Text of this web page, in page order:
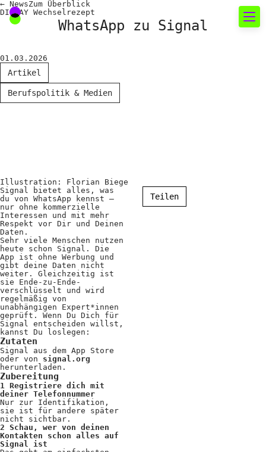
Neues rund um die
Fotografie
Das aktuelle Foto
Showcases
Fakten für Politik und
Öffentlichkeit
Positionen
Verband
Fotograf*innen
Regionalgruppen
Projekte und Publikationen
Foundation
Services für
Fotograf*innen
← NewsZum Überblick
DI.DAY Wechselrezept
WhatsApp zu Signal
01.03.2026
Artikel
Berufspolitik & Medien
Illustration: Florian Biege
Signal bietet alles, was
du von WhatsApp kennst –
nur ohne kommerzielle
Interessen und mit mehr
Respekt vor Dir und Deinen
Daten.
Sehr viele Menschen nutzen
heute schon Signal. Die
App ist ohne Werbung und
gibt deine Daten nicht
weiter. Gleichzeitig ist
sie Ende-zu-Ende-
verschlüsselt und wird
regelmäßig von
unabhängigen Expert*innen
geprüft. Wenn Du Dich für
Signal entscheiden willst,
kannst Du loslegen:
Zutaten
Signal aus dem App Store
oder von signal.org
herunterladen.
Zubereitung
1 Registriere dich mit
deiner Telefonnummer
Nur zur Identifikation,
sie ist für andere später
nicht sichtbar.
2 Schau, wer von deinen
Kontakten schon alles auf
Signal ist
Teilen